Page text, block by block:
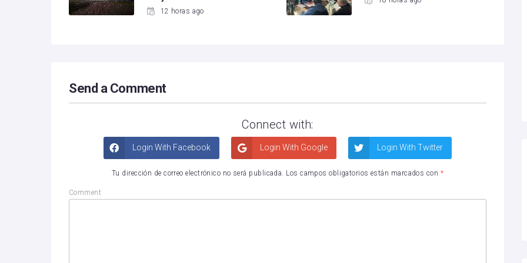
12 horas ago
Send a Comment
Connect with:
Login With Facebook Login With Google Login With Twitter
Tu dirección de correo electrónico no será publicada. Los campos obligatorios están marcados con *
Comment